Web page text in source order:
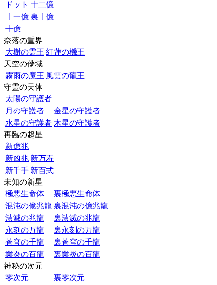
ドット 十二億
十一億 裏十億
十億
奈落の重界
大樹の霊王 紅蓮の機王
天空の儚域
霧雨の魔王 風雲の龍王
守霊の天体
太陽の守護者
月の守護者
金星の守護者
水星の守護者 木星の守護者
再臨の超星
新億兆
新凶兆 新万寿
新千手 新百式
未知の新星
極悪生命体
裏極悪生命体
混沌の億兆龍 裏混沌の億兆龍
潰滅の兆龍
裏潰滅の兆龍
永刻の万龍
裏永刻の万龍
蒼穹の千龍
裏蒼穹の千龍
業炎の百龍
裏業炎の百龍
神秘の次元
零次元
裏零次元